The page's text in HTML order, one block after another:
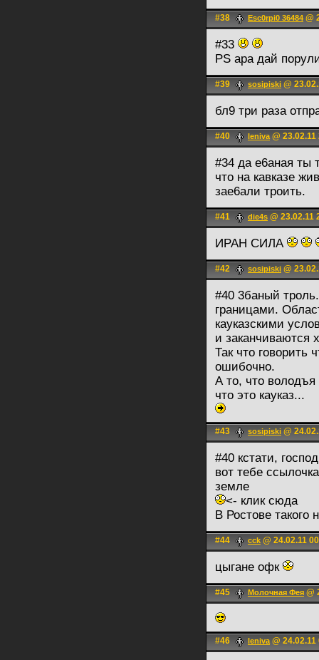
#38 Esc0rpi0 36484 @
#33
PS ара дай
#39 sosipiski @
бл9 три раза
#40 leniva@ 23.02.11
#34 да е6аная ты
что на кавказе
зае6али троить.
#41 die4s @ 23.02.11
ИРАН СИЛА
#42 sosipiski @
#40 3баный
границами.
кауказскими
и заканчиваются
Так что говорить
ошибочно.
А то, что
что это кауказ...
#43 sosipiski @
#40 кстати,
вот тебе
земле
<- клик сюда
В Ростове такого
#44 cck @ 24.02.11
цыгане офк
#45 Молочная Фея @
#46 leniva@ 24.02.11